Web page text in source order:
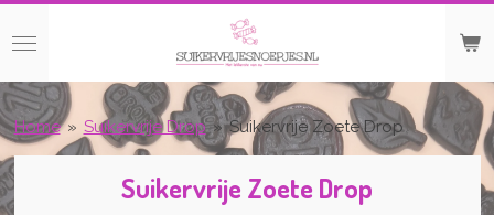
Home » Suikervrije Drop » Suikervrije Zoete Drop
Suikervrije Zoete Drop